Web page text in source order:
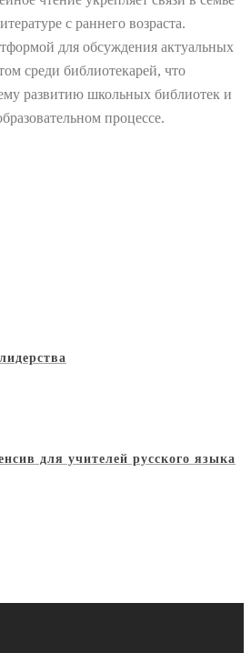
с раннего возраста.
для обсуждения актуальных
среди библиотекарей, что
развитию школьных библиотек и
процессе.
для учителей русского языка